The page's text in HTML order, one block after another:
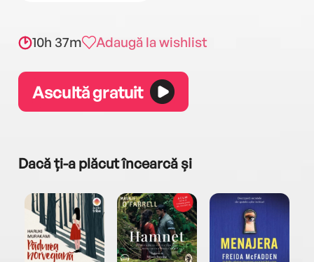
10h 37m Adaugă la wishlist
Ascultă gratuit
Dacă ți-a plăcut încearcă și